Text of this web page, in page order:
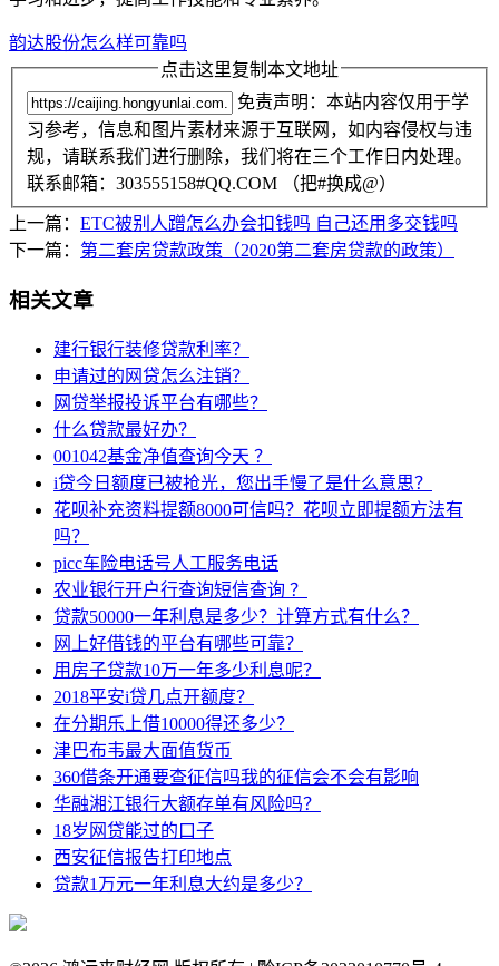
韵达股份怎么样可靠吗
点击这里复制本文地址
免责声明：本站内容仅用于学
习参考，信息和图片素材来源于互联网，如内容侵权与违
规，请联系我们进行删除，我们将在三个工作日内处理。
联系邮箱：303555158#QQ.COM （把#换成@）
上一篇： ETC被别人蹭怎么办会扣钱吗 自己还用多交钱吗
下一篇： 第二套房贷款政策（2020第二套房贷款的政策）
相关文章
建行银行装修贷款利率？
申请过的网贷怎么注销？
网贷举报投诉平台有哪些？
什么贷款最好办？
001042基金净值查询今天 ？
i贷今日额度已被抢光，您出手慢了是什么意思？
花呗补充资料提额8000可信吗？花呗立即提额方法有
吗？
picc车险电话号人工服务电话
农业银行开户行查询短信查询 ？
贷款50000一年利息是多少？计算方式有什么？
网上好借钱的平台有哪些可靠？
用房子贷款10万一年多少利息呢？
2018平安i贷几点开额度？
在分期乐上借10000得还多少？
津巴布韦最大面值货币
360借条开通要查征信吗我的征信会不会有影响
华融湘江银行大额存单有风险吗？
18岁网贷能过的口子
西安征信报告打印地点
贷款1万元一年利息大约是多少？